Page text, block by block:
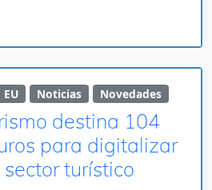
Noticias Novedades
destina 104
para digitalizar
turístico